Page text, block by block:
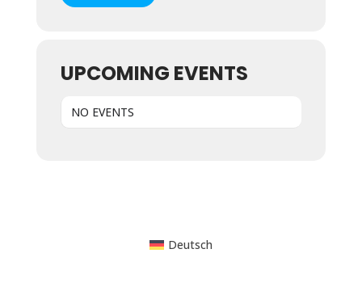
UPCOMING EVENTS
NO EVENTS
Deutsch